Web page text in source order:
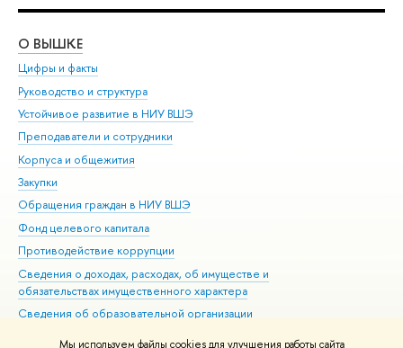
Мы используем файлы cookies для улучшения работы сайта
О ВЫШКЕ
Цифры и факты
Руководство и структура
Устойчивое развитие в НИУ ВШЭ
Преподаватели и сотрудники
Корпуса и общежития
Закупки
Обращения граждан в НИУ ВШЭ
Фонд целевого капитала
Противодействие коррупции
Сведения о доходах, расходах, об имуществе и
обязательствах имущественного характера
Сведения об образовательной организации
Людям с ограниченными возможностями здоровья